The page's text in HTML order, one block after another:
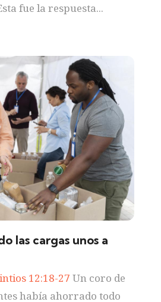
fue la respuesta...
las cargas unos a
12:18-27 Un coro de
había ahorrado todo